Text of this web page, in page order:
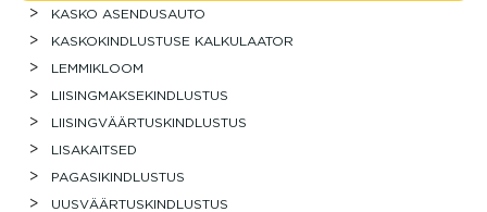
KASKO ASENDUSAUTO
KASKOKINDLUSTUSE KALKULAATOR
LEMMIKLOOM
LIISINGMAKSEKINDLUSTUS
LIISINGVÄÄRTUSKINDLUSTUS
LISAKAITSED
PAGASIKINDLUSTUS
UUSVÄÄRTUSKINDLUSTUS